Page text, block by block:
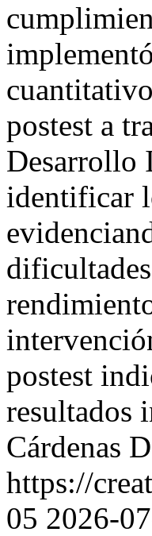
postest a
Desarrollo
identificar
postest
resultados
Cárdenas
https://
05 2026-